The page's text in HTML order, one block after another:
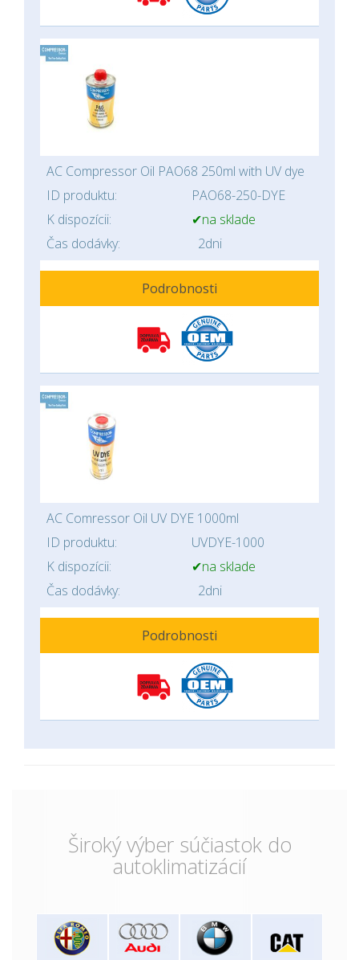
AC Compressor Oil PAO68 250ml with UV dye
ID produktu:
PAO68-250-DYE
K dispozícii:
✔na sklade
Čas dodávky:
2dni
Podrobnosti
AC Comressor Oil UV DYE 1000ml
ID produktu:
UVDYE-1000
K dispozícii:
✔na sklade
Čas dodávky:
2dni
Podrobnosti
Široký výber súčiastok do
autoklimatizácií